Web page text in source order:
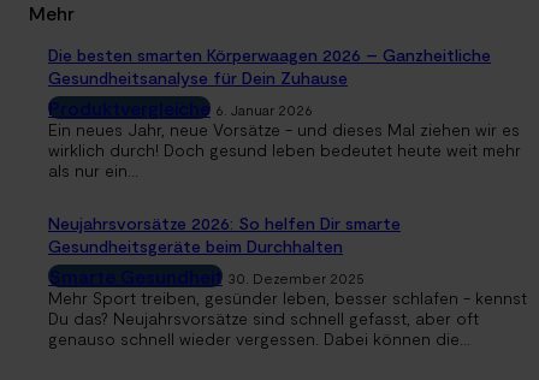
Mehr
Die besten smarten Körperwaagen 2026 – Ganzheitliche
Gesundheitsanalyse für Dein Zuhause
Produktvergleiche 6. Januar 2026
Ein neues Jahr, neue Vorsätze - und dieses Mal ziehen wir es
wirklich durch! Doch gesund leben bedeutet heute weit mehr
als nur ein...
Neujahrsvorsätze 2026: So helfen Dir smarte
Gesundheitsgeräte beim Durchhalten
Smarte Gesundheit 30. Dezember 2025
Mehr Sport treiben, gesünder leben, besser schlafen - kennst
Du das? Neujahrsvorsätze sind schnell gefasst, aber oft
genauso schnell wieder vergessen. Dabei können die...